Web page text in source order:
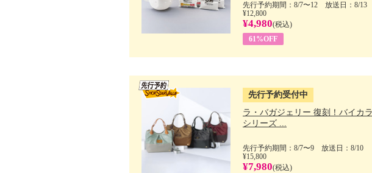
先行予約期間：8/7〜12 放送日：8/13
¥12,800
¥4,980(税込)
61%OFF
先行予約受付中
ラ・バガジェリー 復刻！バイカ
シリーズ ...
先行予約期間：8/7〜9 放送日：8/10
¥15,800
¥7,980(税込)